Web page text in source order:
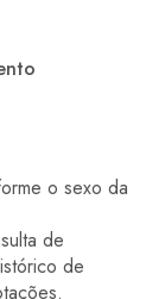
o sexo da
de
de